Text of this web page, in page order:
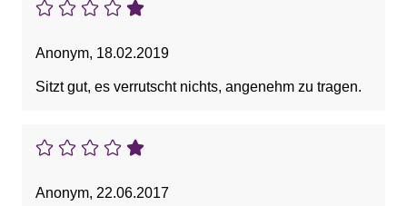
Anonym, 18.02.2019
Sitzt gut, es verrutscht nichts, angenehm zu tragen.
Anonym, 22.06.2017